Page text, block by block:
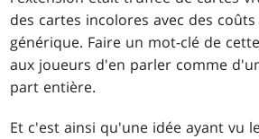
des cartes incolores avec des
générique. Faire un mot-clé de
aux joueurs d'en parler comme
part entière.
Et c'est ainsi qu'une idée ayant vu